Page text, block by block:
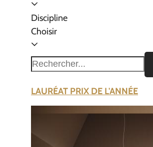
Discipline
Choisir
LAURÉAT PRIX DE L'ANNÉE